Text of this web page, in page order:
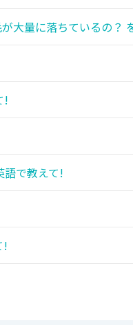
大量に落ちているの？
!
語で教えて!
!